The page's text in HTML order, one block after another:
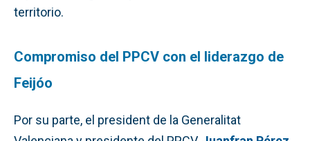
territorio.
Compromiso del PPCV con el liderazgo de
Feijóo
Por su parte, el president de la Generalitat